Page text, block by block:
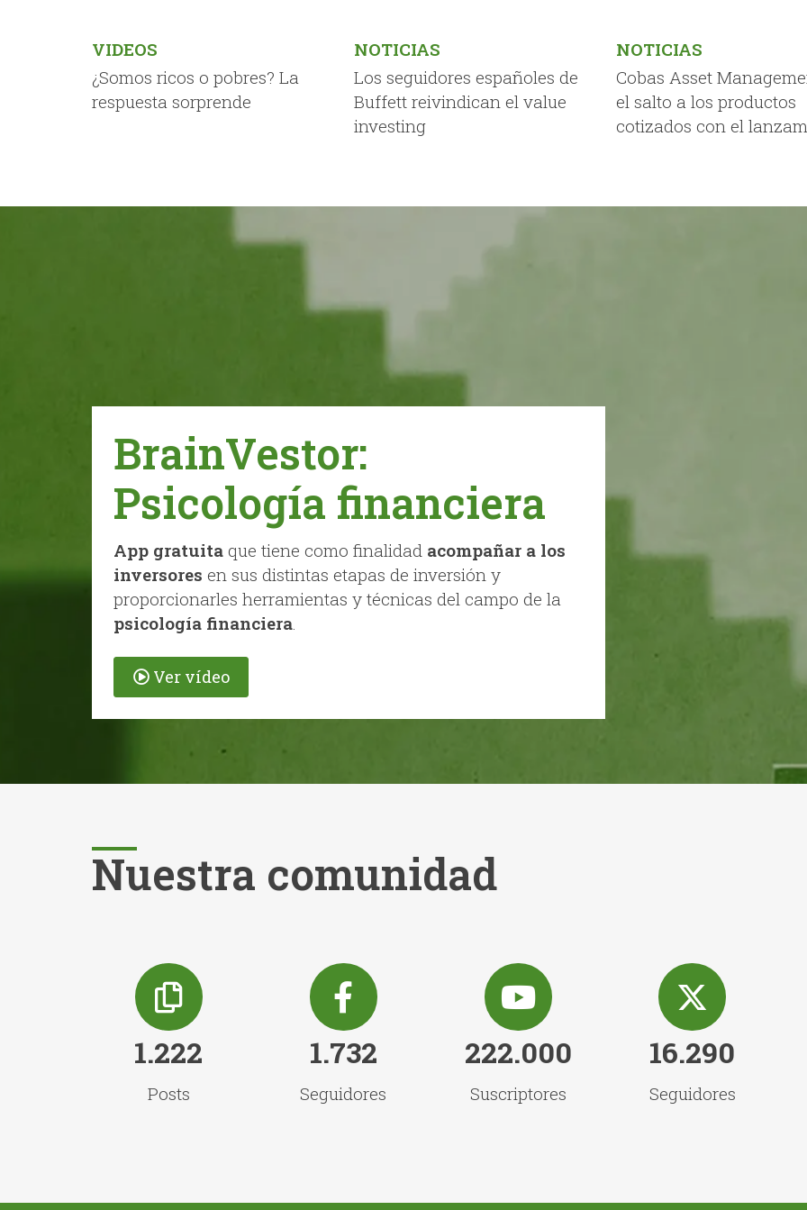
VIDEOS
¿Somos ricos o pobres? La
respuesta sorprende
NOTICIAS
Los seguidores españoles de
Buffett reivindican el value
investing
NOTICIAS
Cobas Asset
el salto a los productos
cotizados con el
BrainVestor:
Psicología financiera
App gratuita que tiene como finalidad acompañar a los
inversores en sus distintas etapas de inversión y
proporcionarles herramientas y técnicas del campo de la
psicología financiera.
Ver vídeo
Nuestra comunidad
1.222
Posts
1.732
Seguidores
222.000
Suscriptores
16.290
Seguidores